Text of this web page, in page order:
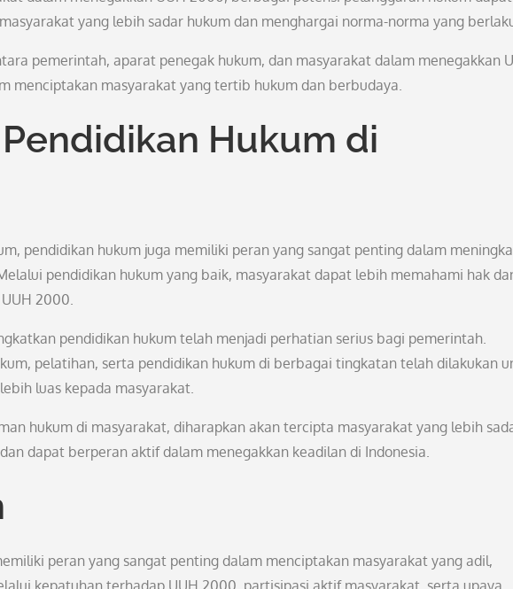
yang lebih sadar hukum dan menghargai norma-norma yang
pemerintah, aparat penegak hukum, dan masyarakat dalam menegakkan
menciptakan masyarakat yang tertib hukum dan berbudaya.
Hukum di
pendidikan hukum juga memiliki peran yang sangat penting dalam
pendidikan hukum yang baik, masyarakat dapat lebih memahami hak
2000.
pendidikan hukum telah menjadi perhatian serius bagi pemerintah.
pelatihan, serta pendidikan hukum di berbagai tingkatan telah dilakukan
luas kepada masyarakat.
hukum di masyarakat, diharapkan akan tercipta masyarakat yang lebih
dapat berperan aktif dalam menegakkan keadilan di Indonesia.
peran yang sangat penting dalam menciptakan masyarakat yang adil,
kepatuhan terhadap UUH 2000, partisipasi aktif masyarakat, serta upaya